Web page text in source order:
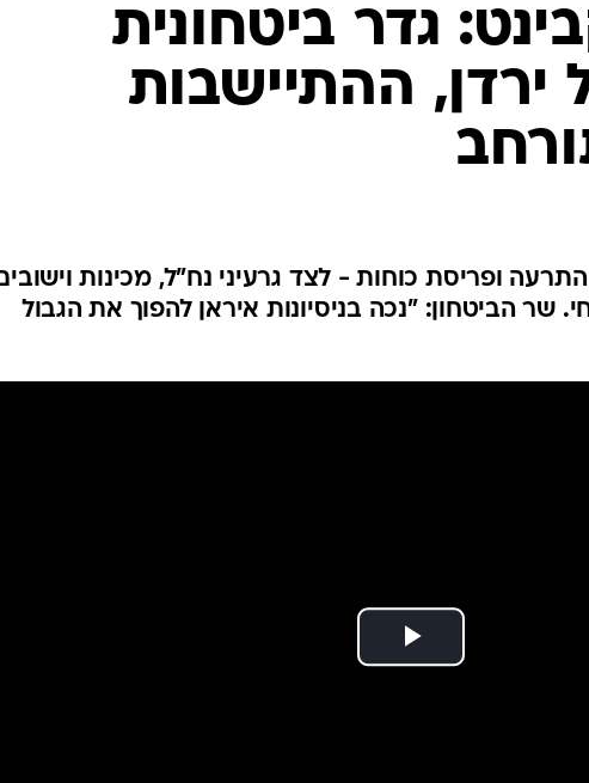
גדר ביטחונית
ירדן, ההתיישבות
התרעה ופריסת כוחות - לצד גרעיני נח"ל, מכינות
שר הביטחון: "נכה בניסיונות איראן להפוך את הגבול